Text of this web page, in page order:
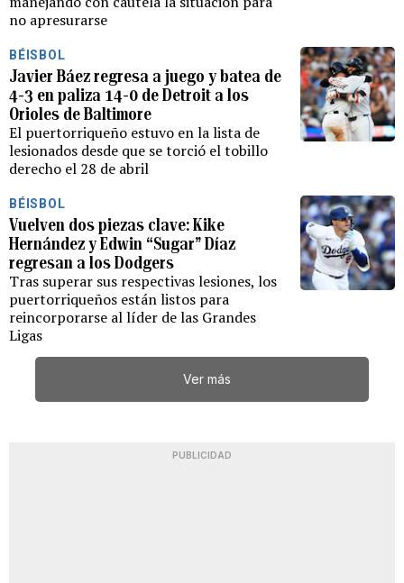
no apresurarse
BÉISBOL
Javier Báez regresa a juego y batea de
4-3 en paliza 14-0 de Detroit a los
Orioles de Baltimore
El puertorriqueño estuvo en la lista de
lesionados desde que se torció el tobillo
derecho el 28 de abril
BÉISBOL
Vuelven dos piezas clave: Kike
Hernández y Edwin “Sugar” Díaz
regresan a los Dodgers
Tras superar sus respectivas lesiones, los
puertorriqueños están listos para
reincorporarse al líder de las Grandes
Ligas
Ver más
PUBLICIDAD